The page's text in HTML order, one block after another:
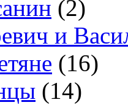
(2)
и
(16)
(14)